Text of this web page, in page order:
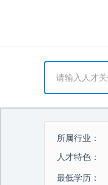
所属行业：
人才特色：
最低学历：